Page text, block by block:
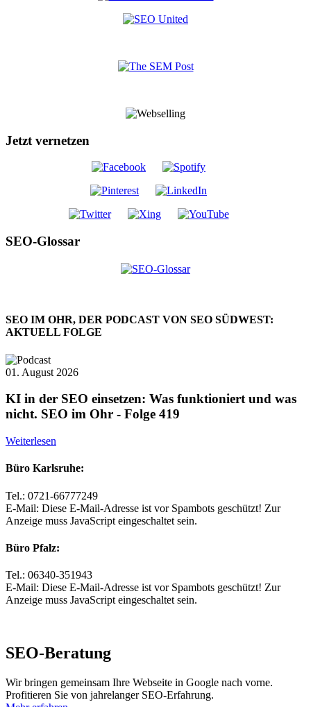
Jetzt vernetzen
SEO-Glossar
SEO IM OHR, DER PODCAST VON SEO SÜDWEST:
AKTUELL FOLGE
01. August 2026
KI in der SEO einsetzen: Was funktioniert und was
nicht. SEO im Ohr - Folge 419
Weiterlesen
Büro Karlsruhe:
Tel.: 0721-66777249
E-Mail: Diese E-Mail-Adresse ist vor Spambots geschützt! Zur
Anzeige muss JavaScript eingeschaltet sein.
Büro Pfalz:
Tel.: 06340-351943
E-Mail: Diese E-Mail-Adresse ist vor Spambots geschützt! Zur
Anzeige muss JavaScript eingeschaltet sein.
SEO-Beratung
Wir bringen gemeinsam Ihre Webseite in Google nach vorne.
Profitieren Sie von jahrelanger SEO-Erfahrung.